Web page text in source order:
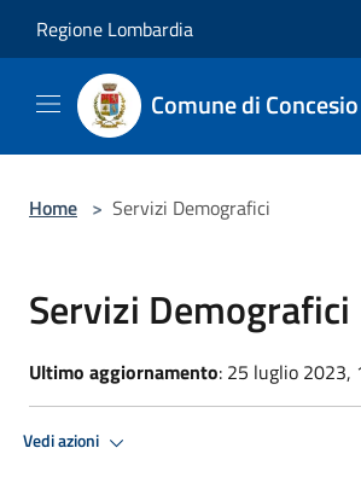
Regione Lombardia
Comune di Concesio
Home > Servizi Demografici
Servizi Demografici
Ultimo aggiornamento: 25 luglio 2023,
Vedi azioni